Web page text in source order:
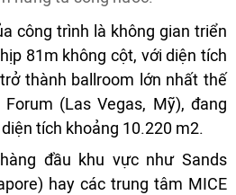
công trình là không gian triển
81m không cột, với diện tích
thành ballroom lớn nhất thế
(Las Vegas, Mỹ), đang
tích khoảng 10.220 m2.
đầu khu vực như Sands
hay các trung tâm MICE